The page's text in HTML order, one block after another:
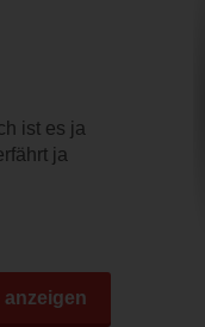
ist es ja
ja